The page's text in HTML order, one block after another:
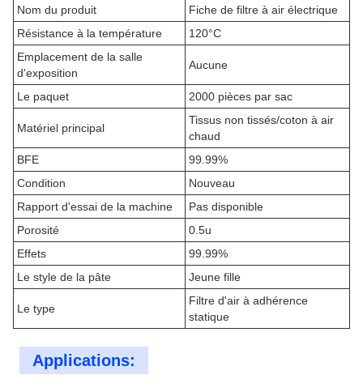
Nom du produit
Fiche de filtre à air électrique
Résistance à la température
120°C
Emplacement de la salle
d'exposition
Aucune
Le paquet 2000 pièces par sac
Matériel principal
Tissus non tissés/coton à air
chaud
BFE
99.99%
Condition
Nouveau
Rapport d'essai de la machine
Pas disponible
Porosité
0.5u
Effets
99.99%
Le style de la pâte
Jeune fille
Le type
Filtre d'air à adhérence
statique
Applications: